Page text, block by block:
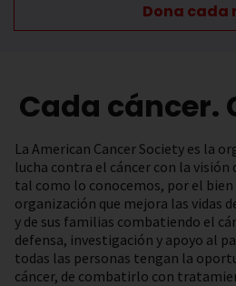
Dona cada
Cada cáncer.
La American Cancer Society es la
lucha contra el cáncer con la visión
tal como lo conocemos, por el bien
organización que mejora las vidas
y de sus familias combatiendo el
defensa, investigación y apoyo al
todas las personas tengan la
cáncer, de combatirlo con